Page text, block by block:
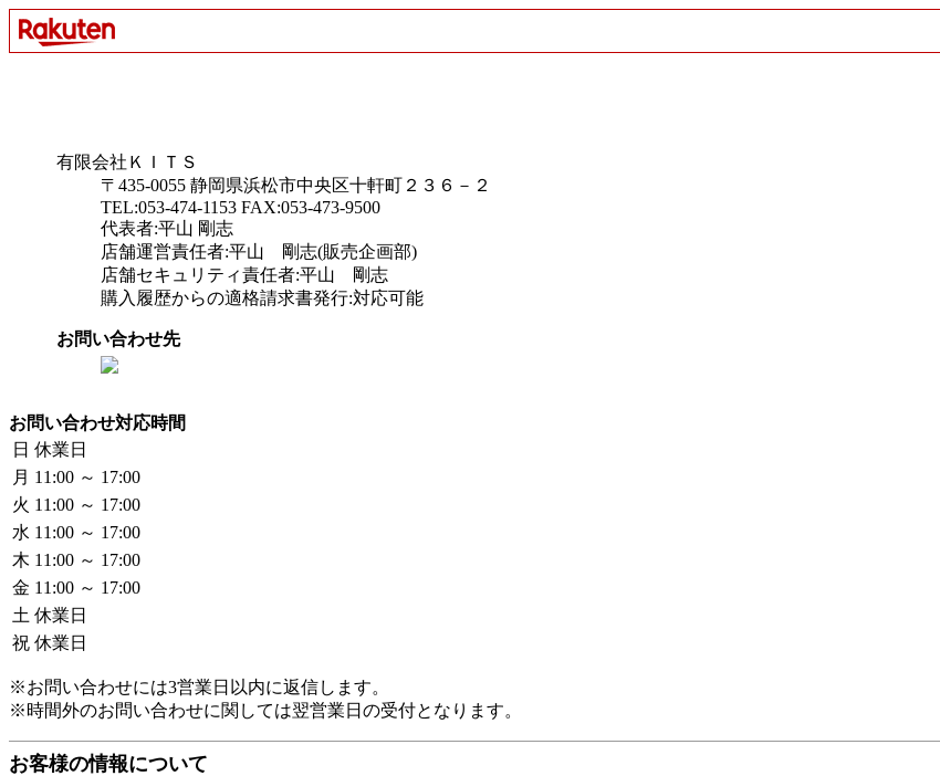
有限会社ＫＩＴＳ
〒435-0055 静岡県浜松市中央区十軒町２３６－２
TEL:053-474-1153 FAX:053-473-9500
代表者:平山 剛志
店舗運営責任者:平山 剛志(販売企画部)
店舗セキュリティ責任者:平山 剛志
購入履歴からの適格請求書発行:対応可能
お問い合わせ先
お問い合わせ対応時間
日 休業日
月 11:00 ～ 17:00
火 11:00 ～ 17:00
水 11:00 ～ 17:00
木 11:00 ～ 17:00
金 11:00 ～ 17:00
土 休業日
祝 休業日
※お問い合わせには3営業日以内に返信します。
※時間外のお問い合わせに関しては翌営業日の受付となります。
お客様の情報について